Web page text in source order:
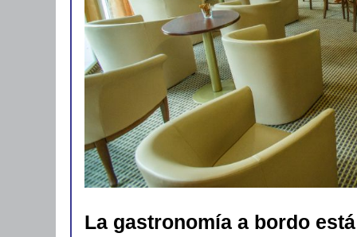
La gastronomía a bordo